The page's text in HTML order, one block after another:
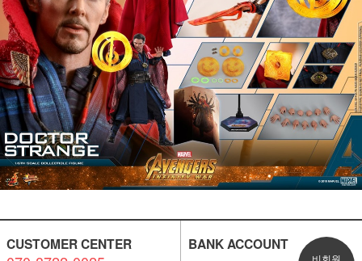
CUSTOMER CENTER BANK ACCOUNT